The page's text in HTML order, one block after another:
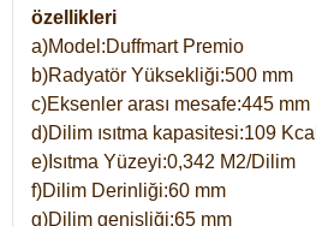
özellikleri
a)Model:Duffmart Premio
b)Radyatör Yüksekliği:500 mm
c)Eksenler arası mesafe:445 mm
d)Dilim ısıtma kapasitesi:109 Kcall
e)Isıtma Yüzeyi:0,342 M2/Dilim
f)Dilim Derinliği:60 mm
g)Dilim genişliği:65 mm